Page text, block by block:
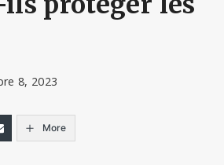
8, 2023
More